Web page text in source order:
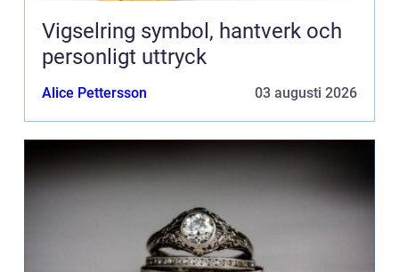
Vigselring symbol, hantverk och
personligt uttryck
Alice Pettersson 03 augusti 2026